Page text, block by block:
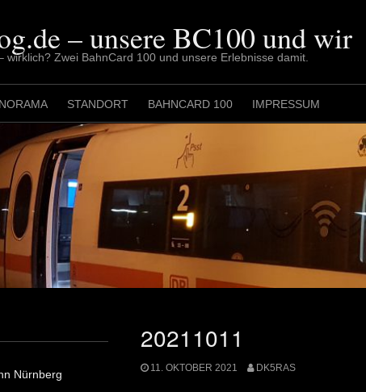
– unsere BC100 und wir
wirklich? Zwei BahnCard 100 und unsere Erlebnisse damit.
STANDORT BAHNCARD 100 IMPRESSUM
20211011
11. OKTOBER 2021 DK5RAS
Nürnberg